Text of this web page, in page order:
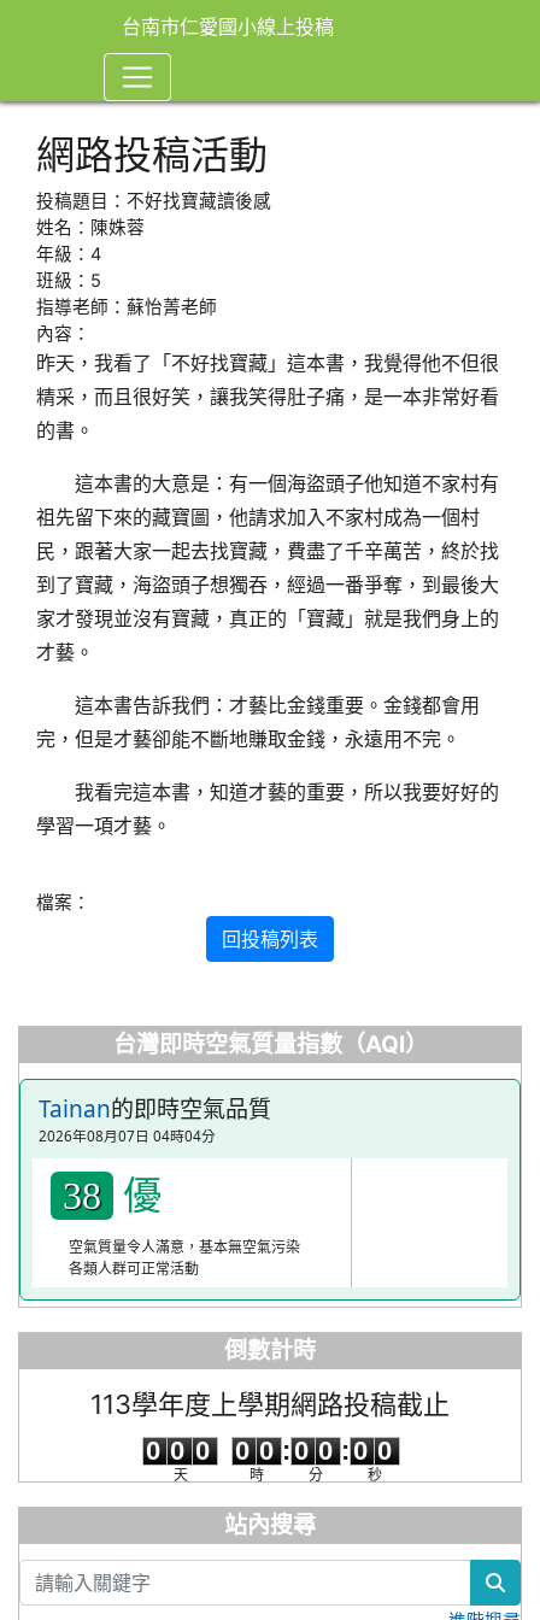
台南市仁愛國小線上投稿
網路投稿活動
投稿題目：不好找寶藏讀後感
姓名：陳姝蓉
年級：4
班級：5
指導老師：蘇怡菁老師
內容：
昨天，我看了「不好找寶藏」這本書，我覺得他不但很
精采，而且很好笑，讓我笑得肚子痛，是一本非常好看
的書。
這本書的大意是：有一個海盜頭子他知道不家村有
祖先留下來的藏寶圖，他請求加入不家村成為一個村
民，跟著大家一起去找寶藏，費盡了千辛萬苦，終於找
到了寶藏，海盜頭子想獨吞，經過一番爭奪，到最後大
家才發現並沒有寶藏，真正的「寶藏」就是我們身上的
才藝。
這本書告訴我們：才藝比金錢重要。金錢都會用
完，但是才藝卻能不斷地賺取金錢，永遠用不完。
我看完這本書，知道才藝的重要，所以我要好好的
學習一項才藝。
檔案：
回投稿列表
台灣即時空氣質量指數（AQI）
Tainan的即時空氣品質
2026年08月07日 04時04分
38 優
空氣質量令人滿意，基本無空氣污染
各類人群可正常活動
倒數計時
113學年度上學期網路投稿截止
0
0
0
0
0
天
0
0
0
0
時
:
0
0
0
0
分
:
0
0
0
0
秒
站內搜尋